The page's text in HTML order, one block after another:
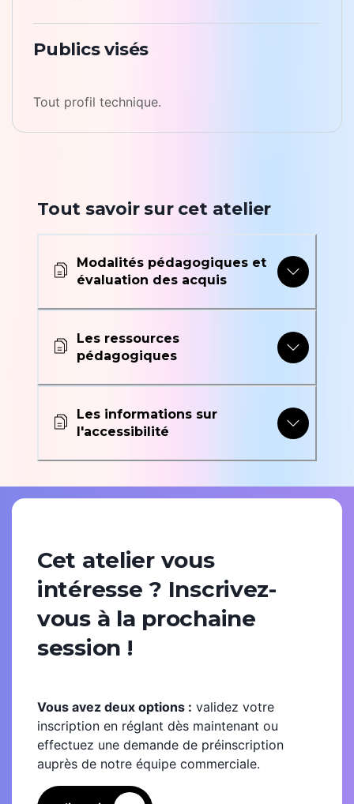
Publics visés
Tout profil technique.
Tout savoir sur cet atelier
Modalités pédagogiques et
évaluation des acquis
Les ressources
pédagogiques
Les informations sur
l'accessibilité
Cet atelier vous
intéresse ? Inscrivez-
vous à la prochaine
session !
Vous avez deux options : validez votre
inscription en réglant dès maintenant ou
effectuez une demande de préinscription
auprès de notre équipe commerciale.